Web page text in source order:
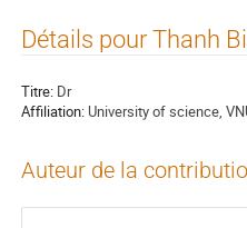
Détails pour Thanh
Titre: Dr
Affiliation: University of science,
Auteur de la